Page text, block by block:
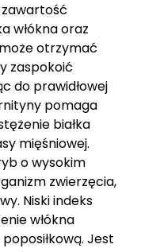
włókna oraz
otrzymać
zaspokoić
do prawidłowej
pomaga
białka
mięśniowej.
o wysokim
zwierzęcia,
Niski indeks
włókna
Jest